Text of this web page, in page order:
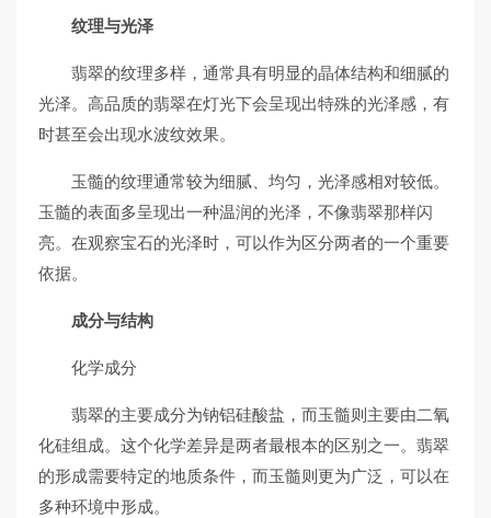
纹理与光泽
翡翠的纹理多样，通常具有明显的晶体结构和细腻的
光泽。高品质的翡翠在灯光下会呈现出特殊的光泽感，有
时甚至会出现水波纹效果。
玉髓的纹理通常较为细腻、均匀，光泽感相对较低。
玉髓的表面多呈现出一种温润的光泽，不像翡翠那样闪
亮。在观察宝石的光泽时，可以作为区分两者的一个重要
依据。
成分与结构
化学成分
翡翠的主要成分为钠铝硅酸盐，而玉髓则主要由二氧
化硅组成。这个化学差异是两者最根本的区别之一。翡翠
的形成需要特定的地质条件，而玉髓则更为广泛，可以在
多种环境中形成。